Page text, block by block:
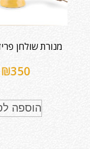
מנורת שולחן
₪350
הוספה